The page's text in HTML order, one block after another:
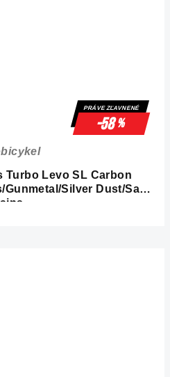
PRÁVE ZĽAVNENÉ
-58%
Turbo Levo SL Carbon
Silver Dust/Satin